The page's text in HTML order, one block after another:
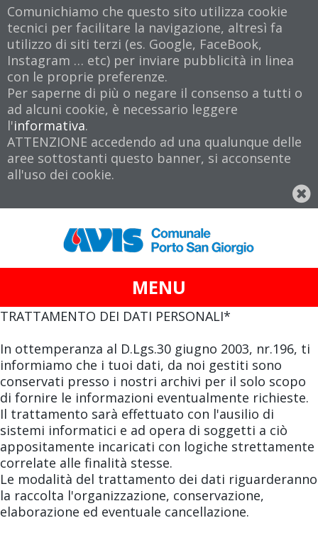
Comunichiamo che questo sito utilizza cookie
tecnici per facilitare la navigazione, altresì fa
utilizzo di siti terzi (es. Google, FaceBook,
Instagram … etc) per inviare pubblicità in linea
con le proprie preferenze.
Per saperne di più o negare il consenso a tutti o
ad alcuni cookie, è necessario leggere
l'informativa.
ATTENZIONE accedendo ad una qualunque delle
aree sottostanti questo banner, si acconsente
all'uso dei cookie.
MENU
TRATTAMENTO DEI DATI PERSONALI*
In ottemperanza al D.Lgs.30 giugno 2003, nr.196, ti
informiamo che i tuoi dati, da noi gestiti sono
conservati presso i nostri archivi per il solo scopo
di fornire le informazioni eventualmente richieste.
Il trattamento sarà effettuato con l'ausilio di
sistemi informatici e ad opera di soggetti a ciò
appositamente incaricati con logiche strettamente
correlate alle finalità stesse.
Le modalità del trattamento dei dati riguarderanno
la raccolta l'organizzazione, conservazione,
elaborazione ed eventuale cancellazione.